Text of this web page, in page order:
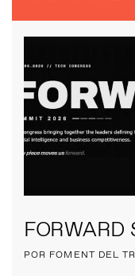
POR FOMENT DEL